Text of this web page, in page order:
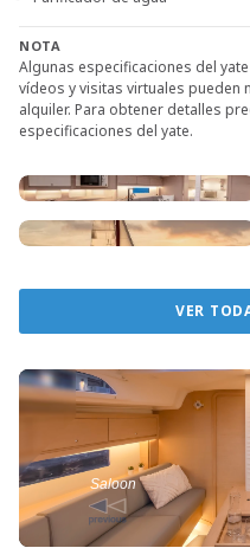
NOTA
Algunas especificaciones del
vídeos y visitas virtuales pueden
alquiler. Para obtener detalles
especificaciones del yate.
VER